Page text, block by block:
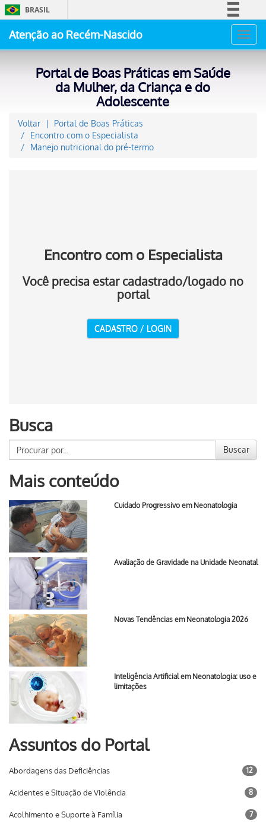
BRASIL
Acesso à informação
Atenção ao Recém-Nascido
Portal de Boas Práticas em Saúde
da Mulher, da Criança e do
Adolescente
Voltar
Portal de Boas Práticas
Encontro com o Especialista
Manejo nutricional do pré-termo
Encontro com o Especialista
Você precisa estar cadastrado/logado no
portal
CADASTRO / LOGIN
Busca
Buscar
Mais conteúdo
Cuidado Progressivo em Neonatologia
Avaliação de Gravidade na Unidade Neonatal
Novas Tendências em Neonatologia 2026
Inteligência Artificial em Neonatologia: uso e
limitações
Assuntos do Portal
Abordagens das Deficiências 12
Acidentes e Situação de Violência 8
Acolhimento e Suporte à Família 7